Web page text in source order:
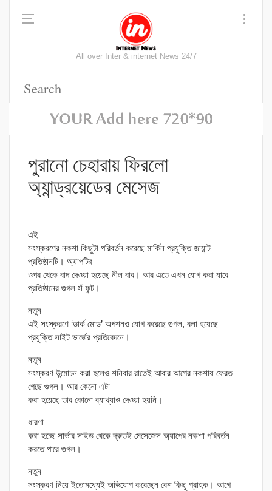
All over Inter & internet News 24/7
পুরানো চেহারায় ফিরলো
অ্যান্ড্রয়েডের মেসেজ
এই
সংস্করণের নকশা কিছুটা পরিবর্তন করেছে মার্কিন প্রযুক্তি জায়ান্ট
প্রতিষ্ঠানটি। অ্যাপটির
ওপর থেকে বাদ দেওয়া হয়েছে নীল বার। আর এতে এখন যোগ করা যাবে
প্রতিষ্ঠানের গুগল সঁ ফন্ট।
নতুন
এই সংস্করণে ‘ডার্ক মোড’ অপশনও যোগ করেছে গুগল, বলা হয়েছে
প্রযুক্তি সাইট ভার্জের প্রতিবেদনে।
নতুন
সংস্করণ উন্মোচন করা হলেও শনিবার রাতেই আবার আগের নকশায় ফেরত
গেছে গুগল। আর কেনো এটা
করা হয়েছে তার কোনো ব্যাখ্যাও দেওয়া হয়নি।
ধারণা
করা হচ্ছে সার্ভার সাইড থেকে দ্রুতই মেসেজেস অ্যাপের নকশা পরিবর্তন
করতে পারে গুগল।
নতুন
সংস্করণ নিয়ে ইতোমধ্যেই অভিযোগ করেছেন বেশ কিছু গ্রাহক। আগে